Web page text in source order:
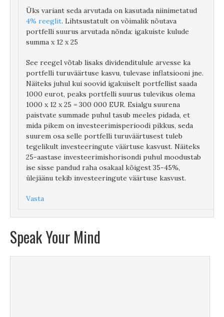
Üks variant seda arvutada on kasutada niinimetatud
4% reeglit. Lihtsustatult on võimalik nõutava
portfelli suurus arvutada nõnda: igakuiste kulude
summa x 12 x 25
See reegel võtab lisaks dividenditulule arvesse ka
portfelli turuväärtuse kasvu, tulevase inflatsiooni jne.
Näiteks juhul kui soovid igakuiselt portfellist saada
1000 eurot, peaks portfelli suurus tulevikus olema
1000 x 12 x 25 = 300 000 EUR. Esialgu suurena
paistvate summade puhul tasub meeles pidada, et
mida pikem on investeerimisperioodi pikkus, seda
suurem osa selle portfelli turuväärtusest tuleb
tegelikult investeeringute väärtuse kasvust. Näiteks
25-aastase investeerimishorisondi puhul moodustab
ise sisse pandud raha osakaal kõigest 35-45%,
ülejäänu tekib investeeringute väärtuse kasvust.
Vasta
Speak Your Mind